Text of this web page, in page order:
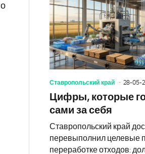
Ставропольский край 28-05-
Цифры, которые
сами за себя
Ставропольский край
перевыполнил целевые
переработке отходов: